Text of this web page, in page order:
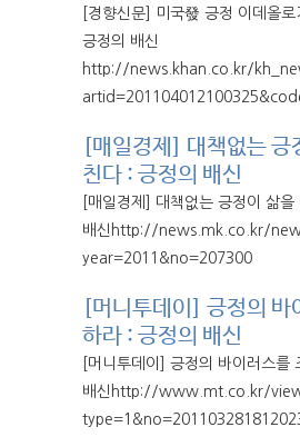
[경향신문] 미국發 긍정 이데올
긍정의 배신
http://news.khan.co.kr/
[매일경제] 대책없는 긍
친다 : 긍정의 배신
[매일경제] 대책없는 긍정이 삶을
배신http://news.mk.co.kr/
year=2011&no=207300
[머니투데이] 긍정의 바
하라 : 긍정의 배신
[머니투데이] 긍정의 바이러스를
배신http://www.mt.co.kr/